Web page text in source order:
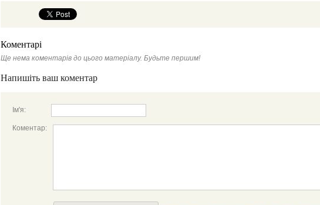
Коментарі
Ще нема коментарів до цього матеріалу. Будьте першим!
Напишіть ваш коментар
Ім'я:
Коментар: